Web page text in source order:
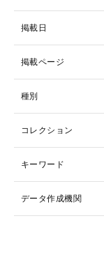
掲載日
掲載ページ
種別
コレクション
キーワード
データ作成機関